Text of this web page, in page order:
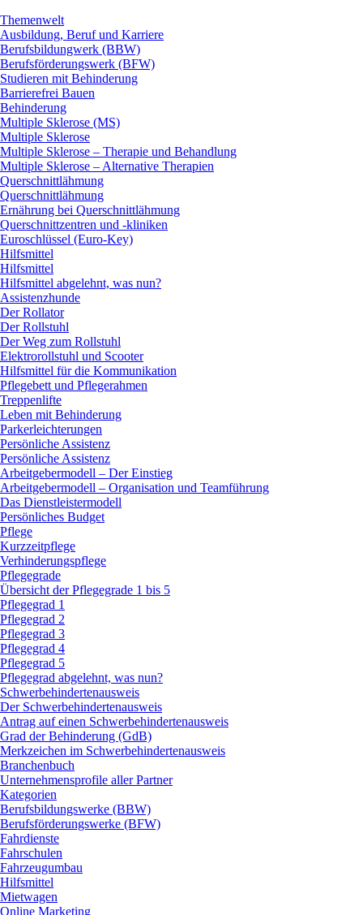
Themenwelt
Ausbildung, Beruf und Karriere
Berufsbildungwerk (BBW)
Berufsförderungswerk (BFW)
Studieren mit Behinderung
Barrierefrei Bauen
Behinderung
Multiple Sklerose (MS)
Multiple Sklerose
Multiple Sklerose – Therapie und Behandlung
Multiple Sklerose – Alternative Therapien
Querschnittlähmung
Querschnittlähmung
Ernährung bei Querschnittlähmung
Querschnittzentren und -kliniken
Euroschlüssel (Euro-Key)
Hilfsmittel
Hilfsmittel
Hilfsmittel abgelehnt, was nun?
Assistenzhunde
Der Rollator
Der Rollstuhl
Der Weg zum Rollstuhl
Elektrorollstuhl und Scooter
Hilfsmittel für die Kommunikation
Pflegebett und Pflegerahmen
Treppenlifte
Leben mit Behinderung
Parkerleichterungen
Persönliche Assistenz
Persönliche Assistenz
Arbeitgebermodell – Der Einstieg
Arbeitgebermodell – Organisation und Teamführung
Das Dienstleistermodell
Persönliches Budget
Pflege
Kurzzeitpflege
Verhinderungspflege
Pflegegrade
Übersicht der Pflegegrade 1 bis 5
Pflegegrad 1
Pflegegrad 2
Pflegegrad 3
Pflegegrad 4
Pflegegrad 5
Pflegegrad abgelehnt, was nun?
Schwerbehindertenausweis
Der Schwerbehindertenausweis
Antrag auf einen Schwerbehindertenausweis
Grad der Behinderung (GdB)
Merkzeichen im Schwerbehindertenausweis
Branchenbuch
Unternehmensprofile aller Partner
Kategorien
Berufsbildungswerke (BBW)
Berufsförderungswerke (BFW)
Fahrdienste
Fahrschulen
Fahrzeugumbau
Hilfsmittel
Mietwagen
Online Marketing